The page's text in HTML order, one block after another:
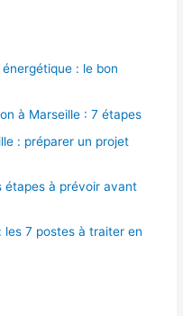
: le bon
à Marseille : 7 étapes
: préparer un projet
étapes à prévoir avant
les 7 postes à traiter en